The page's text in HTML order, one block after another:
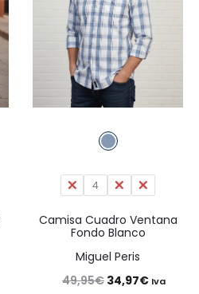
3 4 5 6
Camisa Cuadro Ventana
Fondo Blanco
Miguel Peris
49,95€ El
34,97€ElIva